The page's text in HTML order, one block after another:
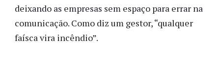
deixando as empresas sem espaço para errar na
comunicação. Como diz um gestor, “qualquer
faísca vira incêndio”.